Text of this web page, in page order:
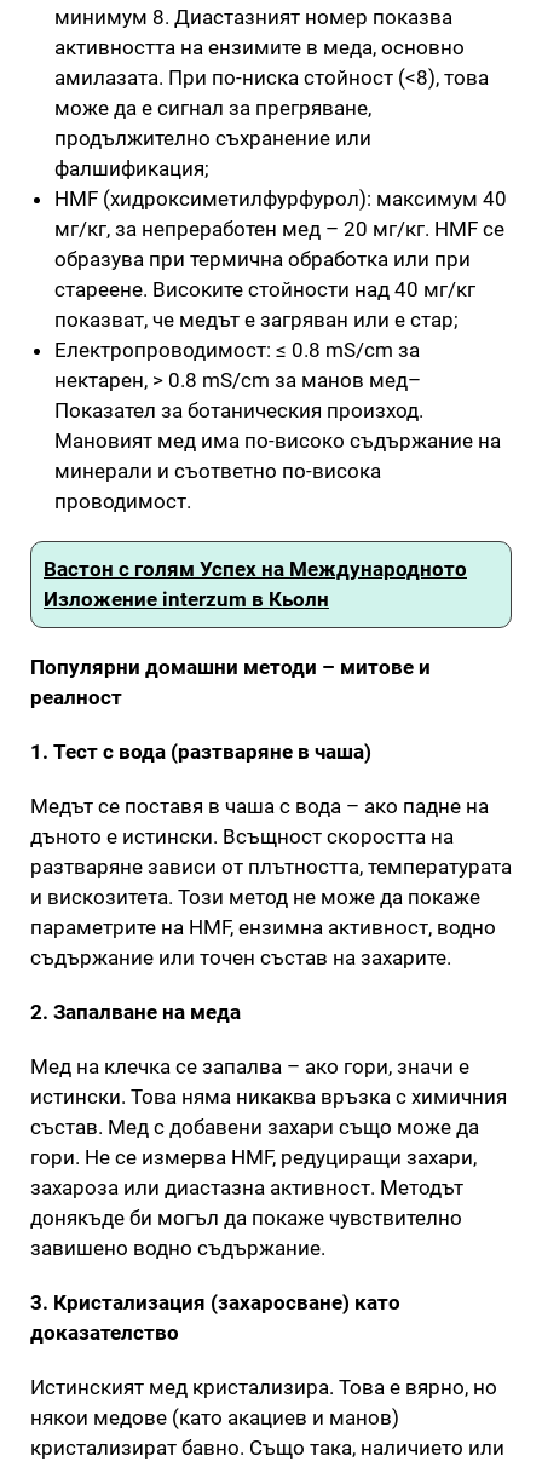
минимум 8. Диастазният номер показва
активността на ензимите в меда, основно
амилазата. При по-ниска стойност (<8), това
може да е сигнал за прегряване,
продължително съхранение или
фалшификация;
HMF (хидроксиметилфурфурол): максимум 40
мг/кг, за непреработен мед – 20 мг/кг. HMF се
образува при термична обработка или при
стареене. Високите стойности над 40 мг/кг
показват, че медът е загряван или е стар;
Електропроводимост: ≤ 0.8 mS/cm за
нектарен, > 0.8 mS/cm за манов мед–
Показател за ботаническия произход.
Мановият мед има по-високо съдържание на
минерали и съответно по-висока
проводимост.
Вастон с голям Успех на Международното
Изложение interzum в Кьолн
Популярни домашни методи – митове и
реалност
1. Тест с вода (разтваряне в чаша)
Медът се поставя в чаша с вода – ако падне на
дъното e истински. Всъщност скоростта на
разтваряне зависи от плътността, температурата
и вискозитета. Този метод не може да покаже
параметрите на HMF, ензимна активност, водно
съдържание или точен състав на захарите.
2. Запалване на меда
Мед на клечка се запалва – ако гори, значи е
истински. Това няма никаква връзка с химичния
състав. Мед с добавени захари също може да
гори. Не се измерва HMF, редуциращи захари,
захароза или диастазна активност. Методът
донякъде би могъл да покаже чувствително
завишено водно съдържание.
3. Кристализация (захаросване) като
доказателство
Истинският мед кристализира. Това е вярно, но
някои медове (като акациев и манов)
кристализират бавно. Също така, наличието или